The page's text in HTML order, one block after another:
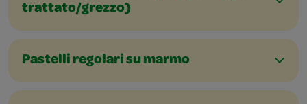
trattato/grezzo)
Pastelli regolari su marmo